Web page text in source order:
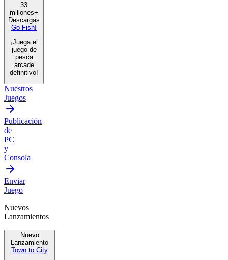
33
millones+
Descargas
Go Fish!
¡Juega el
juego de
pesca
arcade
definitivo!
Nuestros
Juegos
Publicación
de
PC
y
Consola
Enviar
Juego
Nuevos
Lanzamientos
Nuevo
Lanzamiento
Town to City